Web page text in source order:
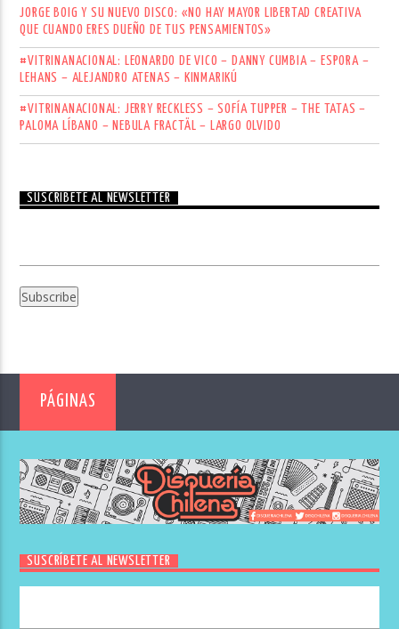
JORGE BOIG Y SU NUEVO DISCO: «NO HAY MAYOR LIBERTAD CREATIVA
QUE CUANDO ERES DUEÑO DE TUS PENSAMIENTOS»
#VITRINANACIONAL: LEONARDO DE VICO – DANNY CUMBIA – ESPORA –
LEHANS – ALEJANDRO ATENAS – KINMARIKÚ
#VITRINANACIONAL: JERRY RECKLESS – SOFÍA TUPPER – THE TATAS –
PALOMA LÍBANO – NEBULA FRACTÄL – LARGO OLVIDO
SUSCRÍBETE AL NEWSLETTER
PÁGINAS
SUSCRÍBETE AL NEWSLETTER